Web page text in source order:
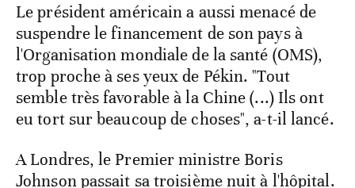
Le président américain a aussi menacé de
suspendre le financement de son pays à
l'Organisation mondiale de la santé (OMS),
trop proche à ses yeux de Pékin. "Tout
semble très favorable à la Chine (...) Ils ont
eu tort sur beaucoup de choses", a-t-il lancé.
A Londres, le Premier ministre Boris
Johnson passait sa troisième nuit à l'hôpital.